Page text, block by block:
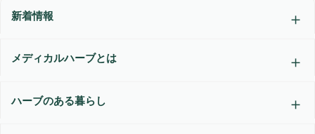
新着情報
メディカルハーブとは
ハーブのある暮らし